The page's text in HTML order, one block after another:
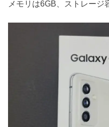
メモリは6GB、ストレージ